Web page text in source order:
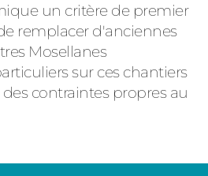
un critère de premier
remplacer d'anciennes
Mosellanes
sur ces chantiers
contraintes propres au